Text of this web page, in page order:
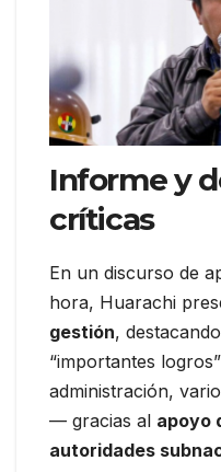
Informe y
críticas
En un discurso de
hora, Huarachi
gestión,
“importantes
administración,
— gracias al apoyo
autoridades